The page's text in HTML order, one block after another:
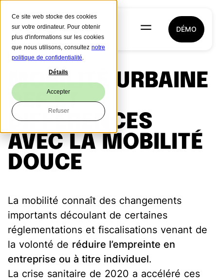
Ce site web stocke des cookies
sur votre ordinateur. Pour obtenir
plus d'informations sur les cookies
que nous utilisons, consultez notre
politique de confidentialité.
Détails
Accepter
Refuser
DÉMO
RSE
MOBILITÉ URBAINE
DEF ET
DIFFÉRENCES
AVEC LA MOBILITÉ
DOUCE
La mobilité connaît des changements
importants découlant de certaines
réglementations et fiscalisations venant de
la volonté de réduire l’empreinte en
entreprise ou à titre individuel.
La crise sanitaire de 2020 a accéléré ces